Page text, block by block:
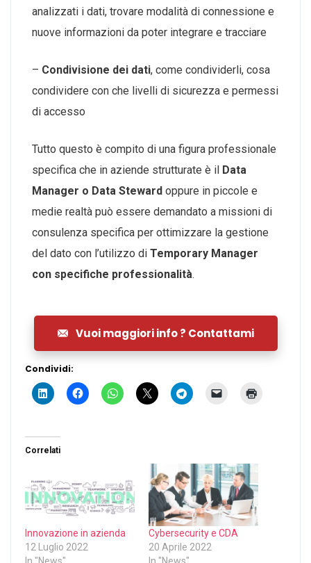
analizzati i dati, trovare modalità di connessione e
nuove informazioni da poter integrare e tracciare
– Condivisione dei dati, come condividerli, cosa
condividere con che livelli di sicurezza e permessi
di accesso
Tutto questo è compito di una figura professionale
specifica che in aziende strutturate è il Data
Manager o Data Steward oppure in piccole e
medie realtà può essere demandato a missioni di
consulenza specifica per ottimizzare la gestione
del dato con l’utilizzo di Temporary Manager
con specifiche professionalità.
Vuoi maggiori info ? Contattami
Condividi:
Correlati
Innovazione in azienda
12 Luglio 2022
Cybersecurity e CDA
20 Aprile 2022